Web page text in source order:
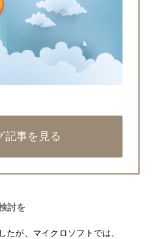
記事を見る
討を
たが、マイクロソフトでは、